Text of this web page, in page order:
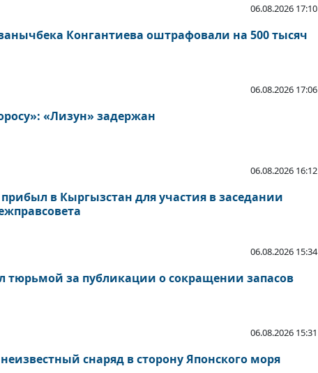
06.08.2026 17:10
Конгантиева оштрафовали на 500 тысяч
06.08.2026 17:06
«Лизун» задержан
06.08.2026 16:12
в Кыргызстан для участия в заседании
06.08.2026 15:34
тюрьмой за публикации о сокращении запасов
06.08.2026 15:31
снаряд в сторону Японского моря